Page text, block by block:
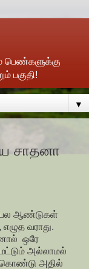
பெண்களுக்கு
பகுதி!
▼
சாதனா
பல ஆண்டுகள்
வராது.
ஒரே
மட்டும் அல்லாமல்
கொண்டு அதில்